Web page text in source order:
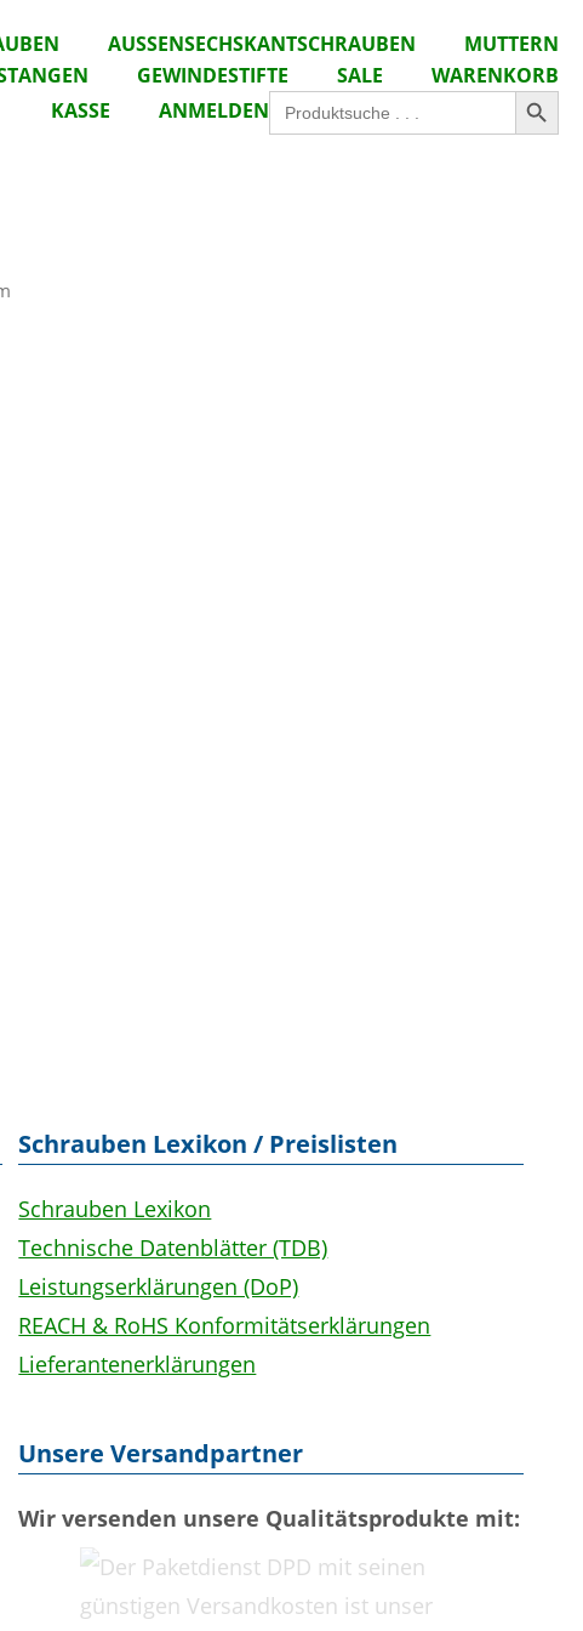
AUSSENSECHSKANTSCHRAUBEN
MUTTERN
GEWINDESTIFTE SALE
WARENKORB
KASSE
ANMELDENSearch
for:
Search Button
Schrauben Lexikon / Preislisten
Schrauben Lexikon
Technische Datenblätter (TDB)
Leistungserklärungen (DoP)
REACH & RoHS Konformitätserklärungen
Lieferantenerklärungen
Unsere Versandpartner
Wir versenden unsere Qualitätsprodukte mit: